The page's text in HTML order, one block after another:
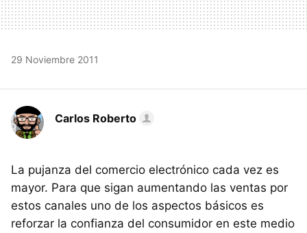
29 Noviembre 2011
Carlos Roberto
La pujanza del comercio electrónico cada vez es
mayor. Para que sigan aumentando las ventas por
estos canales uno de los aspectos básicos es
reforzar la confianza del consumidor en este medio